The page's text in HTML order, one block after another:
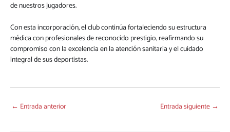
de nuestros jugadores.
Con esta incorporación, el club continúa fortaleciendo su estructura
médica con profesionales de reconocido prestigio, reafirmando su
compromiso con la excelencia en la atención sanitaria y el cuidado
integral de sus deportistas.
← Entrada anterior Entrada siguiente →